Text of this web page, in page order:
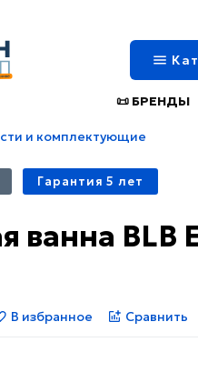
📜 БРЕНДЫ
и комплектующие
Гарантия 5 лет
ванна
В избранное Сравнить